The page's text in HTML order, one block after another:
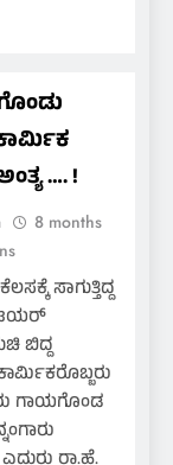
…. !
8 months
ಸಾಗುತ್ತಿದ್ದ
ಬಿದ್ದ
ಗಾಯಗೊಂಡ